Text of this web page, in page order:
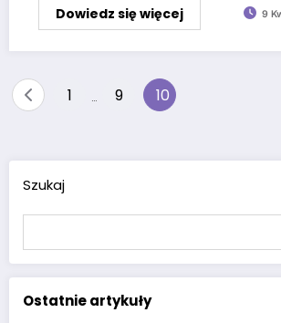
Dowiedz się więcej 9
Stronicowanie
1 9 10
Szukaj
Ostatnie artykuły